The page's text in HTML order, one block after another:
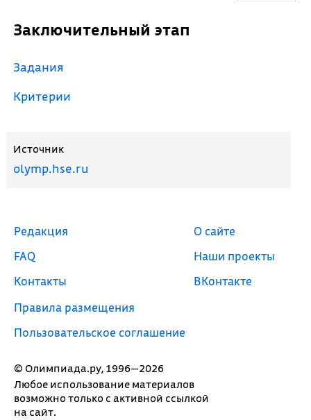
Заключительный этап
Задания
Критерии
Источник
olymp.hse.ru
© Олимпиада.ру, 1996—2026
Любое использование материалов
возможно только с активной ссылкой
на сайт.
Редакция
FAQ
Контакты
Правила размещения
Пользовательское соглашение
О сайте
Наши проекты
ВКонтакте